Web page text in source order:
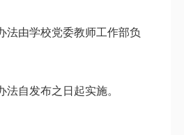
法由学校党委教师工作部负
法自发布之日起实施。